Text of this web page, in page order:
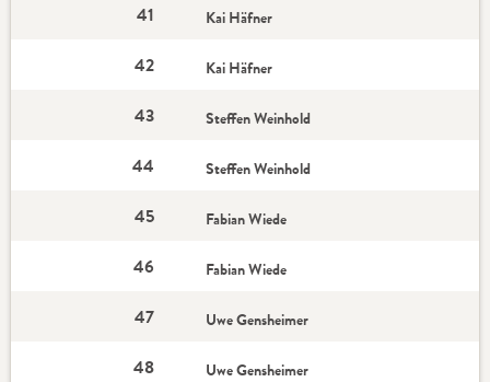
41 Kai Häfner
42 Kai Häfner
43 Steffen Weinhold
44 Steffen Weinhold
45 Fabian Wiede
46 Fabian Wiede
47 Uwe Gensheimer
48 Uwe Gensheimer